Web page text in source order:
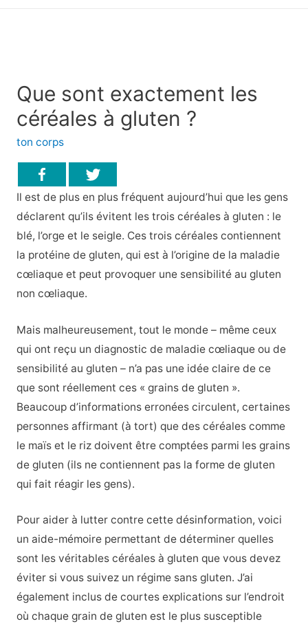
Que sont exactement les
céréales à gluten ?
ton corps
Il est de plus en plus fréquent aujourd’hui que les gens
déclarent qu’ils évitent les trois céréales à gluten : le
blé, l’orge et le seigle. Ces trois céréales contiennent
la protéine de gluten, qui est à l’origine de la maladie
cœliaque et peut provoquer une sensibilité au gluten
non cœliaque.
Mais malheureusement, tout le monde – même ceux
qui ont reçu un diagnostic de maladie cœliaque ou de
sensibilité au gluten – n’a pas une idée claire de ce
que sont réellement ces « grains de gluten ».
Beaucoup d’informations erronées circulent, certaines
personnes affirmant (à tort) que des céréales comme
le maïs et le riz doivent être comptées parmi les grains
de gluten (ils ne contiennent pas la forme de gluten
qui fait réagir les gens).
Pour aider à lutter contre cette désinformation, voici
un aide-mémoire permettant de déterminer quelles
sont les véritables céréales à gluten que vous devez
éviter si vous suivez un régime sans gluten. J’ai
également inclus de courtes explications sur l’endroit
où chaque grain de gluten est le plus susceptible